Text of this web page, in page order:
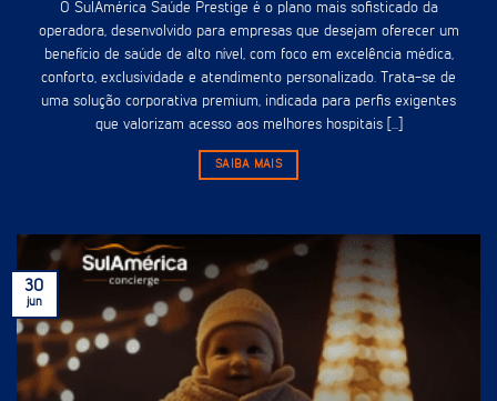
O SulAmérica Saúde Prestige é o plano mais sofisticado da
operadora, desenvolvido para empresas que desejam oferecer um
benefício de saúde de alto nível, com foco em excelência médica,
conforto, exclusividade e atendimento personalizado. Trata-se de
uma solução corporativa premium, indicada para perfis exigentes
que valorizam acesso aos melhores hospitais [...]
SAIBA MAIS
30
jun